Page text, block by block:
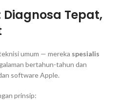
Diagnosa Tepat,
umum — mereka spesialis
bertahun-tahun dan
software Apple.
prinsip: